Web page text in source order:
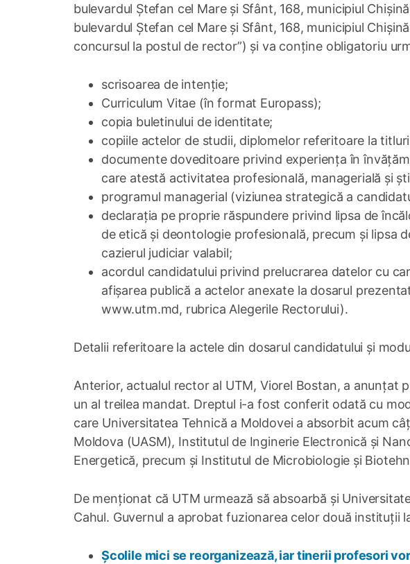
bulevardul Ștefan cel Mare și Sfânt, 168, municipiul
bulevardul Ștefan cel Mare și Sfânt, 168, municipiul
concursul la postul de rector”) și va conține obligatoriu
scrisoarea de intenție;
Curriculum Vitae (în format Europass);
copia buletinului de identitate;
copiile actelor de studii, diplomelor referitoare la
documente doveditoare privind experiența în
care atestă activitatea profesională, managerială și
programul managerial (viziunea strategică a
declarația pe proprie răspundere privind lipsa de
de etică și deontologie profesională, precum și lipsa
cazierul judiciar valabil;
acordul candidatului privind prelucrarea datelor cu
afișarea publică a actelor anexate la dosarul
www.utm.md, rubrica Alegerile Rectorului).
Detalii referitoare la actele din dosarul candidatului și
Anterior, actualul rector al UTM, Viorel Bostan, a anunțat
un al treilea mandat. Dreptul i-a fost conferit odată cu
care Universitatea Tehnică a Moldovei a absorbit acum
Moldova (UASM), Institutul de Inginerie Electronică și
Energetică, precum și Institutul de Microbiologie și
De menționat că UTM urmează să absoarbă și
Cahul. Guvernul a aprobat fuzionarea celor două instituții
Școlile mici se reorganizează, iar tinerii profesori